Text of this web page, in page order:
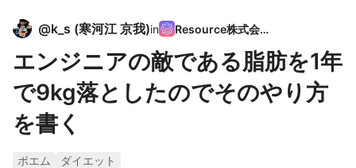
@k_s (寒河江 京我)in Resource株式会社
エンジニアの敵である脂肪を1年
で9kg落としたのでそのやり方
を書く
ポエム
ダイエット